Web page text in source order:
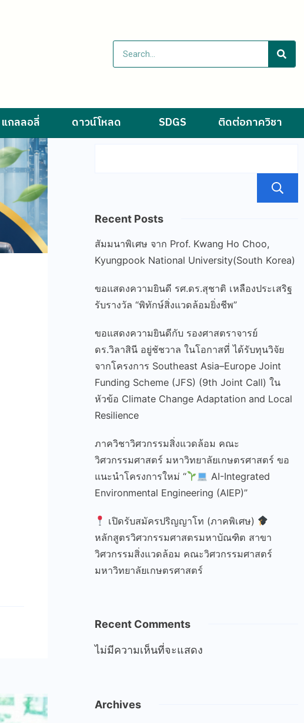
แกลลอลี่ ดาวน์โหลด SDGS ติดต่อภาควิชา
Recent Posts
สัมมนาพิเศษ จาก Prof. Kwang Ho Choo,
Kyungpook National University(South Korea)
ขอแสดงความยินดี รศ.ดร.สุชาติ เหลืองประเสริฐ
รับรางวัล “พิทักษ์สิ่งแวดล้อมยิ่งชีพ”
ขอแสดงความยินดีกับ รองศาสตราจารย์
ดร.วิลาสินี อยู่ชัชวาล ในโอกาสที่ ได้รับทุนวิจัย
จากโครงการ Southeast Asia–Europe Joint
Funding Scheme (JFS) (9th Joint Call) ใน
หัวข้อ Climate Change Adaptation and Local
Resilience
ภาควิชาวิศวกรรมสิ่งแวดล้อม คณะ
วิศวกรรมศาสตร์ มหาวิทยาลัยเกษตรศาสตร์ ขอ
แนะนำโครงการใหม่ “
AI-Integrated
Environmental Engineering (AIEP)”
เปิดรับสมัครปริญญาโท (ภาคพิเศษ)
หลักสูตรวิศวกรรมศาสตรมหาบัณฑิต สาขา
วิศวกรรมสิ่งแวดล้อม คณะวิศวกรรมศาสตร์
มหาวิทยาลัยเกษตรศาสตร์
Recent Comments
ไม่มีความเห็นที่จะแสดง
Archives